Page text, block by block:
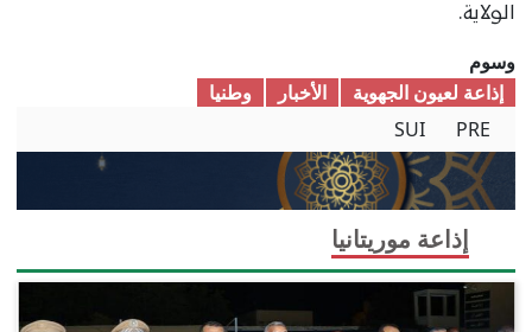
الولاية.
وسوم
إذاعة لعيون الجهوية
الأخبار
وطنیا
PRE
SUI
إذاعة موريتانيا